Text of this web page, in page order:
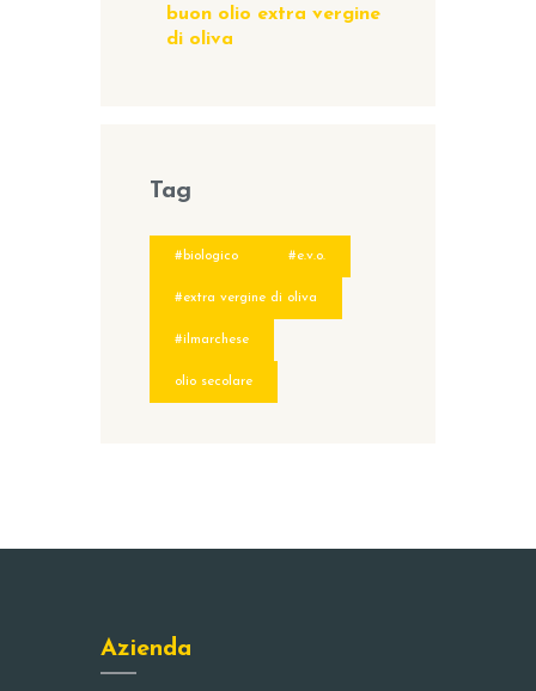
buon olio extra vergine
di oliva
Tag
#biologico #e.v.o.
#extra vergine di oliva
#ilmarchese
olio secolare
Azienda